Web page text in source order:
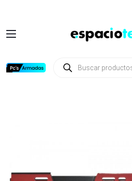
productos